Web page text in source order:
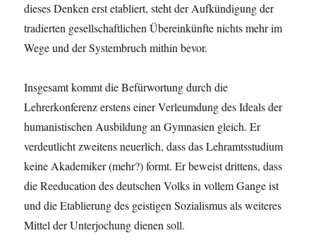
dieses Denken erst etabliert, steht der Aufkündigung der
tradierten gesellschaftlichen Übereinkünfte nichts mehr im
Wege und der Systembruch mithin bevor.
Insgesamt kommt die Befürwortung durch die
Lehrerkonferenz erstens einer Verleumdung des Ideals der
humanistischen Ausbildung an Gymnasien gleich. Er
verdeutlicht zweitens neuerlich, dass das Lehramtsstudium
keine Akademiker (mehr?) formt. Er beweist drittens, dass
die Reeducation des deutschen Volks in vollem Gange ist
und die Etablierung des geistigen Sozialismus als weiteres
Mittel der Unterjochung dienen soll.